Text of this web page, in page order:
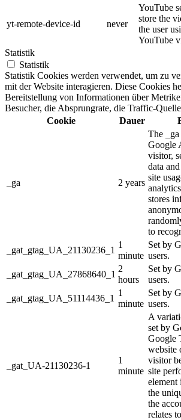
yt-remote-device-id never
YouTube
store the
the user
YouTube
Statistik
Statistik
Statistik Cookies werden verwendet, um zu
mit der Website interagieren. Diese Cookies
Bereitstellung von Informationen über
Besucher, die Absprungrate, die Traffic-
Cookie
Dauer
_ga 2 years
The
Google
visitor,
data
site
stores
to
_gat_gtag_UA_21130236_1
1
minute
Set by
users.
_gat_gtag_UA_27868640_1
2
hours
Set by
users.
_gat_gtag_UA_51114436_1
1
minute
Set by
users.
_gat_UA-21130236-1
1
minute
A
set by
Google
website
visitor
site
element
the
the
relates